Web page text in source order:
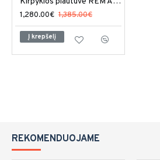
1,280.00€ 1,385.00€
Į krepšelį
REKOMENDUOJAME